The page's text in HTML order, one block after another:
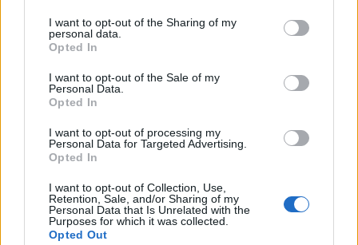
not limited to your visit or usage behaviour. You may click to
grant or deny consent to Google and its third-party tags to
use your data for below specified purposes in below Google
consent section.
I want to opt-out of the Sharing of my
personal data.
Opted In
I want to opt-out of the Sale of my
Personal Data.
Opted In
I want to opt-out of processing my
Personal Data for Targeted Advertising.
Opted In
I want to opt-out of Collection, Use,
Retention, Sale, and/or Sharing of my
Personal Data that Is Unrelated with the
Purposes for which it was collected.
Opted Out
Harminc éve, 1992. május 22-én halt meg Ránki György
Kossuth-díjas zeneszerző, az első magyar musical, az Egy
szerelem három éjszakája alkotója, az 1945 utáni magyar
filmgyártás egyik legtermékenyebb komponistája.
EGYÉB
zeneszerző, a Tűzszekerek komponistája
Elhunyt kedden késő este Vangelis Oscar-díjas görög
zeneszerző, többek között a Tűzszekerek és a Szárnyas